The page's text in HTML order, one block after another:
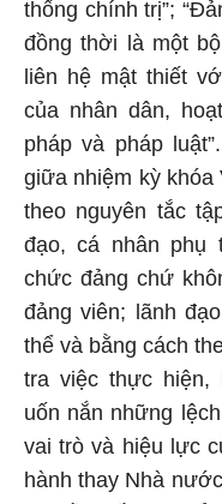
thống chính trị”;
đồng thời là một
liên hệ mật thiết
của nhân dân,
pháp và pháp
giữa nhiệm kỳ khóa
theo nguyên tắc
đạo, cá nhân phụ
chức đảng chứ
đảng viên; lãnh
thể và bằng cách
tra việc thực hiện,
uốn nắn những
vai trò và hiệu lực
hành thay Nhà